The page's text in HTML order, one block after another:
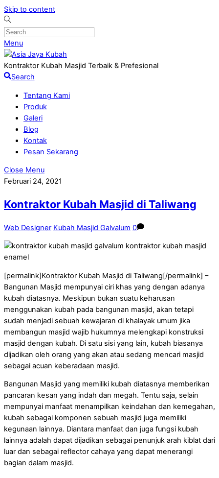
Skip to content
Menu
Kontraktor Kubah Masjid Terbaik & Prefesional
Search
Tentang Kami
Produk
Galeri
Blog
Kontak
Pesan Sekarang
Close Menu
Februari 24, 2021
Kontraktor Kubah Masjid di Taliwang
Web Designer Kubah Masjid Galvalum 0
[permalink]Kontraktor Kubah Masjid di Taliwang[/permalink] –
Bangunan Masjid mempunyai ciri khas yang dengan adanya
kubah diatasnya. Meskipun bukan suatu keharusan
menggunakan kubah pada bangunan masjid, akan tetapi
sudah menjadi sebuah kewajaran di khalayak umum jika
membangun masjid wajib hukumnya melengkapi konstruksi
masjid dengan kubah. Di satu sisi yang lain, kubah biasanya
dijadikan oleh orang yang akan atau sedang mencari masjid
sebagai acuan keberadaan masjid.
Bangunan Masjid yang memiliki kubah diatasnya memberikan
pancaran kesan yang indah dan megah. Tentu saja, selain
mempunyai manfaat menampilkan keindahan dan kemegahan,
kubah sebagai komponen sebuah masjid juga memiliki
kegunaan lainnya. Diantara manfaat dan juga fungsi kubah
lainnya adalah dapat dijadikan sebagai penunjuk arah kiblat dari
luar dan sebagai reflector cahaya yang dapat menerangi
bagian dalam masjid.